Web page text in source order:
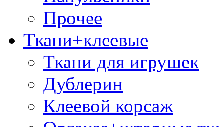
Прочее
Ткани+клеевые
Ткани для игрушек
Дублерин
Клеевой корсаж